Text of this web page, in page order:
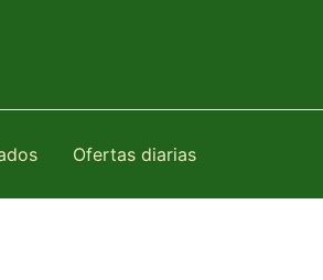
Ofertas diarias